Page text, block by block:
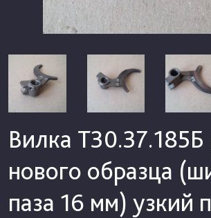
Вилка Т30.37.185Б
нового образца
паза 16 мм) узкий